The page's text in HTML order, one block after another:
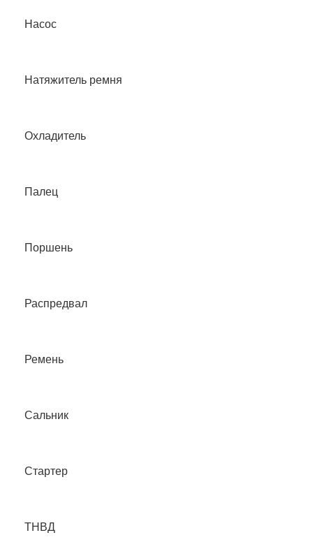
Насос
Натяжитель ремня
Охладитель
Палец
Поршень
Распредвал
Ремень
Сальник
Стартер
ТНВД